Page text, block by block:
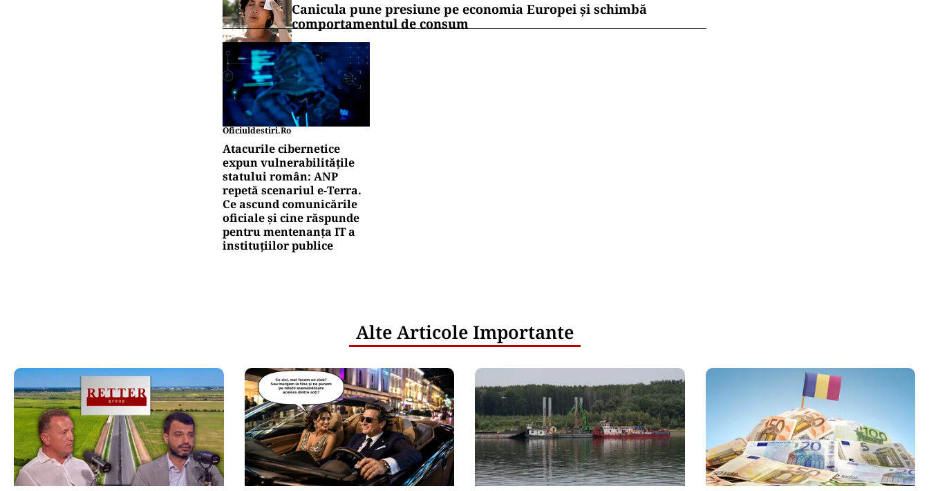
Canicula pune presiune pe economia Europei și schimbă
comportamentul de consum
Oficiuldestiri.ro
Atacurile cibernetice
expun vulnerabilitățile
statului român: ANP
repetă scenariul e‑Terra.
Ce ascund comunicările
oficiale și cine răspunde
pentru mentenanța IT a
instituțiilor publice
Alte Articole Importante